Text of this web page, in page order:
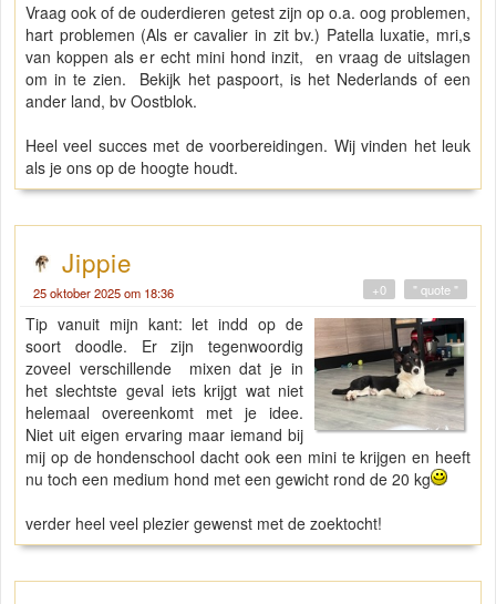
Vraag ook of de ouderdieren getest zijn op o.a. oog problemen,
hart problemen (Als er cavalier in zit bv.) Patella luxatie, mri,s
van koppen als er echt mini hond inzit, en vraag de uitslagen
om in te zien. Bekijk het paspoort, is het Nederlands of een
ander land, bv Oostblok.
Heel veel succes met de voorbereidingen. Wij vinden het leuk
als je ons op de hoogte houdt.
Jippie
25 oktober 2025 om 18:36 " quote "
+0
Tip vanuit mijn kant: let indd op de
soort doodle. Er zijn tegenwoordig
zoveel verschillende mixen dat je in
het slechtste geval iets krijgt wat niet
helemaal overeenkomt met je idee.
Niet uit eigen ervaring maar iemand bij
mij op de hondenschool dacht ook een mini te krijgen en heeft
nu toch een medium hond met een gewicht rond de 20 kg
verder heel veel plezier gewenst met de zoektocht!